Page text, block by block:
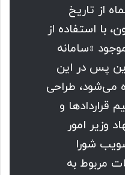
از تاریخ
با استفاده از
«سامانه‌
پس در این
می‌شود، طراحی
قراردادها و
وزیر امور
شورا
مربوط به